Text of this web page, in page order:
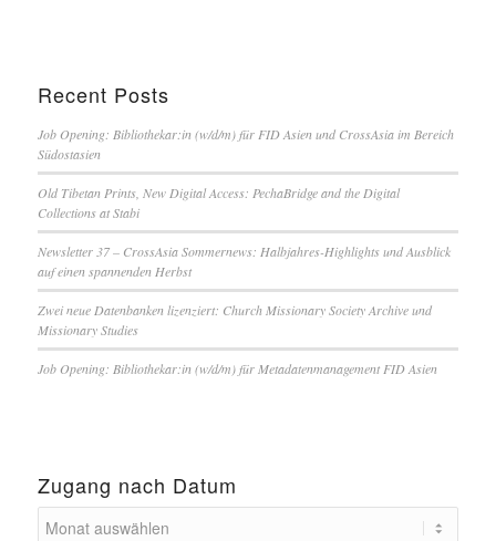
Recent Posts
Job Opening: Bibliothekar:in (w/d/m) für FID Asien und CrossAsia im Bereich
Südostasien
Old Tibetan Prints, New Digital Access: PechaBridge and the Digital
Collections at Stabi
Newsletter 37 – CrossAsia Sommernews: Halbjahres-Highlights und Ausblick
auf einen spannenden Herbst
Zwei neue Datenbanken lizenziert: Church Missionary Society Archive und
Missionary Studies
Job Opening: Bibliothekar:in (w/d/m) für Metadatenmanagement FID Asien
Zugang nach Datum